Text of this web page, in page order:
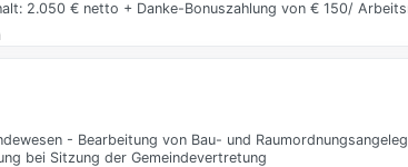
2.050 € netto + Danke-Bonuszahlung von € 150/
- Bearbeitung von Bau- und
bei Sitzung der Gemeindevertretung